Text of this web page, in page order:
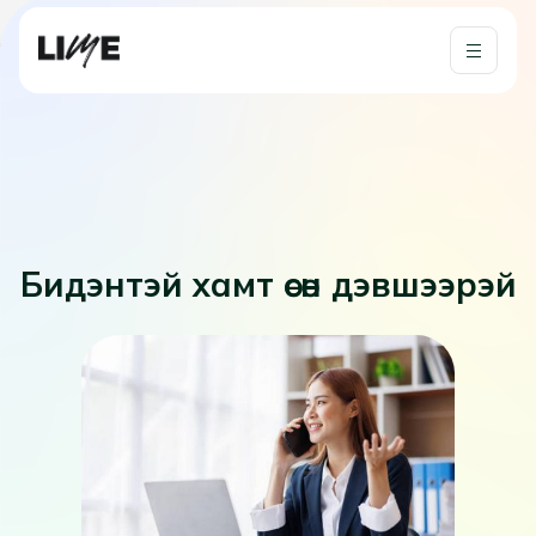
Бидэнтэй хамт өсөн дэвшээрэй